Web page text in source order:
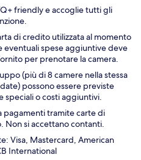
friendly e accoglie tutti gli
di credito utilizzata al momento
eventuali spese aggiuntive deve
per prenotare la camera.
(più di 8 camere nella stessa
possono essere previste
speciali o costi aggiuntivi.
pagamenti tramite carte di
Non si accettano contanti.
Visa, Mastercard, American
International